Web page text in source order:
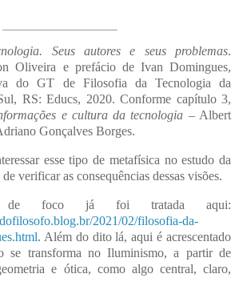
Seus autores e seus problemas.
Oliveira e prefácio de Ivan Domingues,
do GT de Filosofia da Tecnologia da
RS: Educs, 2020. Conforme capítulo 3,
e cultura da tecnologia – Albert
Gonçalves Borges.
esse tipo de metafísica no estudo da
verificar as consequências dessas visões.
foco já foi tratada aqui:
2021/02/filosofia-da-
. Além do dito lá, aqui é acrescentado
se transforma no Iluminismo, a partir de
e ótica, como algo central, claro,